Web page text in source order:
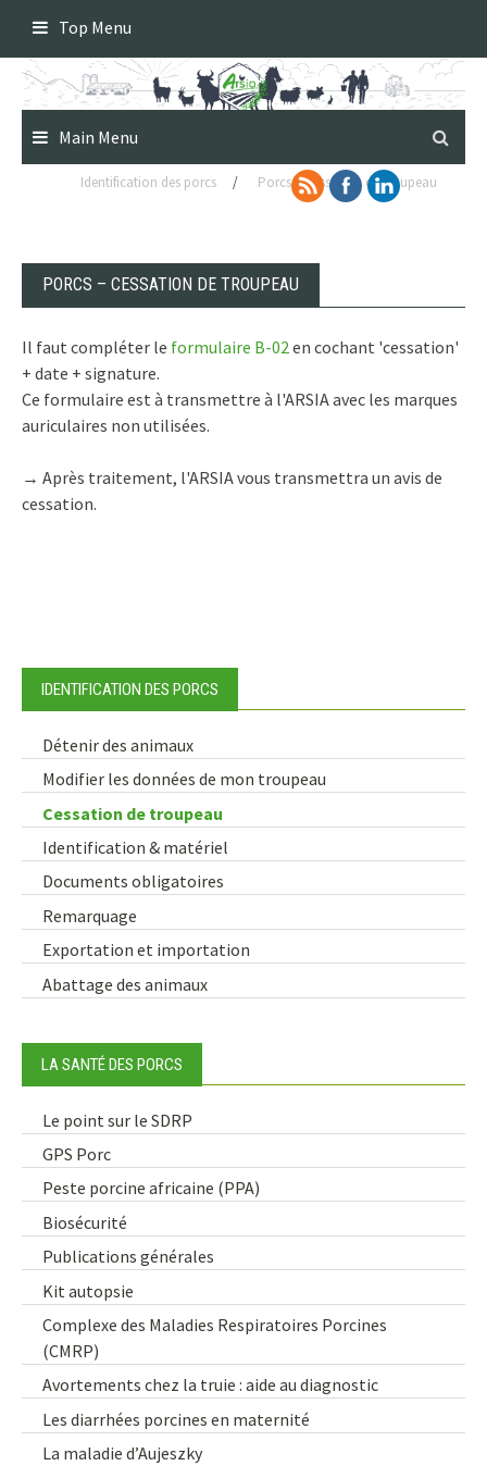
content
Top Menu
Main Menu
Identification des porcs / Porcs – Cessation de troupeau
PORCS – CESSATION DE TROUPEAU
Il faut compléter le formulaire B-02 en cochant 'cessation'
+ date + signature.
Ce formulaire est à transmettre à l'ARSIA avec les marques
auriculaires non utilisées.
→ Après traitement, l'ARSIA vous transmettra un avis de
cessation.
IDENTIFICATION DES PORCS
Détenir des animaux
Modifier les données de mon troupeau
Cessation de troupeau
Identification & matériel
Documents obligatoires
Remarquage
Exportation et importation
Abattage des animaux
LA SANTÉ DES PORCS
Le point sur le SDRP
GPS Porc
Peste porcine africaine (PPA)
Biosécurité
Publications générales
Kit autopsie
Complexe des Maladies Respiratoires Porcines
(CMRP)
Avortements chez la truie : aide au diagnostic
Les diarrhées porcines en maternité
La maladie d’Aujeszky